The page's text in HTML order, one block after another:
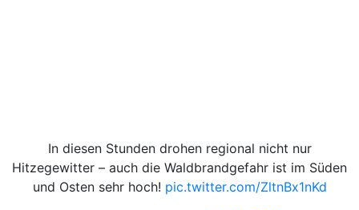
In diesen Stunden drohen regional nicht nur
Hitzegewitter – auch die Waldbrandgefahr ist im Süden
und Osten sehr hoch! pic.twitter.com/ZltnBx1nKd